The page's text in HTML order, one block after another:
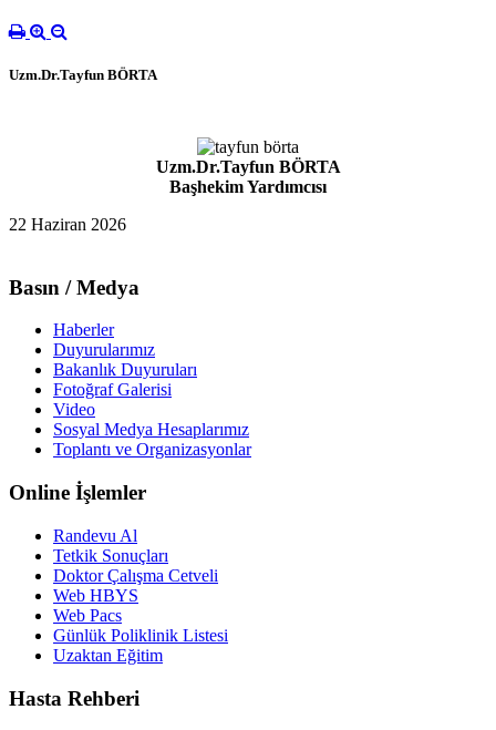
Uzm.Dr.Tayfun BÖRTA
Uzm.Dr.Tayfun BÖRTA
Başhekim Yardımcısı
22 Haziran 2026
Basın / Medya
Haberler
Duyurularımız
Bakanlık Duyuruları
Fotoğraf Galerisi
Video
Sosyal Medya Hesaplarımız
Toplantı ve Organizasyonlar
Online İşlemler
Randevu Al
Tetkik Sonuçları
Doktor Çalışma Cetveli
Web HBYS
Web Pacs
Günlük Poliklinik Listesi
Uzaktan Eğitim
Hasta Rehberi